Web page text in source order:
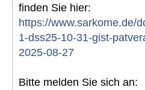
finden Sie hier:
https://www.sarkome.de/
1-dss25-10-31-gist-
2025-08-27
Bitte melden Sie sich an: